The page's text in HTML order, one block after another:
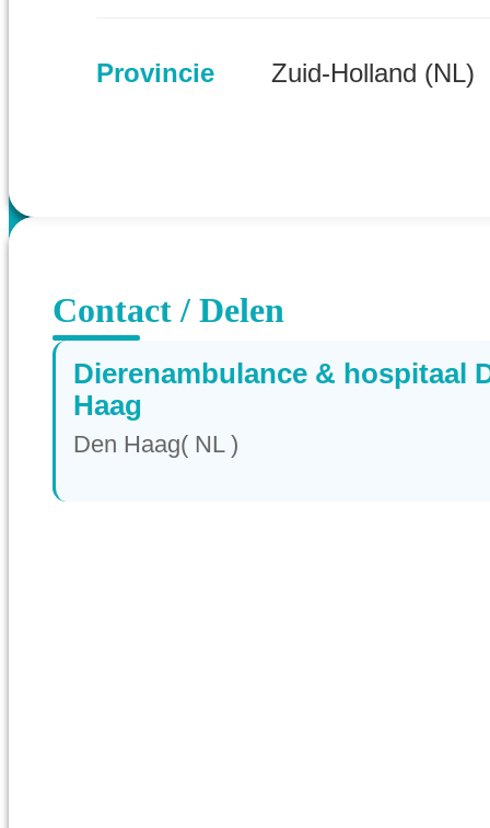
Provincie Zuid-Holland (NL)
Contact / Delen
Dierenambulance & hospitaal
Haag
Den Haag( NL )